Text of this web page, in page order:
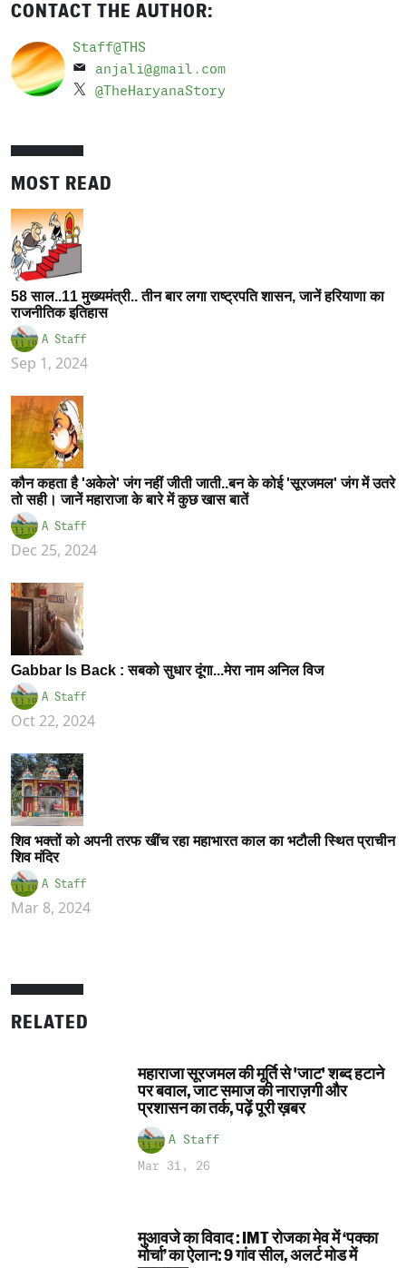
CONTACT THE AUTHOR:
Staff@THS
anjali@gmail.com
@TheHaryanaStory
MOST READ
58 साल..11 मुख्यमंत्री.. तीन बार लगा राष्ट्रपति शासन, जानें हरियाणा का
राजनीतिक इतिहास
A Staff
Sep 1, 2024
कौन कहता है 'अकेले' जंग नहीं जीती जाती..बन के कोई 'सूरजमल' जंग में उतरे
तो सही। जानें महाराजा के बारे में कुछ खास बातें
A Staff
Dec 25, 2024
Gabbar Is Back : सबको सुधार दूंगा...मेरा नाम अनिल विज
A Staff
Oct 22, 2024
शिव भक्तों को अपनी तरफ खींच रहा महाभारत काल का भटौली स्थित प्राचीन
शिव मंदिर
A Staff
Mar 8, 2024
RELATED
महाराजा सूरजमल की मूर्ति से 'जाट' शब्द हटाने
पर बवाल, जाट समाज की नाराज़गी और
प्रशासन का तर्क, पढ़ें पूरी ख़बर
A Staff
Mar 31, 26
मुआवजे का विवाद : IMT रोजका मेव में ‘पक्का
मोर्चा’ का ऐलान: 9 गांव सील, अलर्ट मोड में